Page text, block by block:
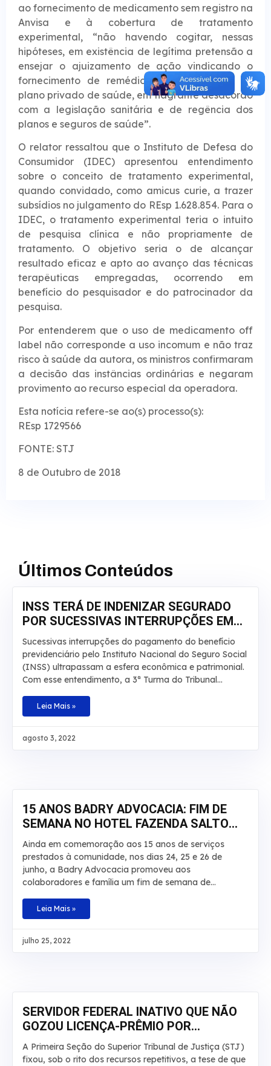
ao fornecimento de medicamento sem registro na
Anvisa e à cobertura de tratamento
experimental, “não havendo cogitar, nessas
hipóteses, em existência de legítima pretensão a
ensejar o ajuizamento de ação vindicando o
fornecimento de remédio, pela operadora de
plano privado de saúde, em flagrante desacordo
com a legislação sanitária e de regência dos
planos e seguros de saúde”.
O relator ressaltou que o Instituto de Defesa do
Consumidor (IDEC) apresentou entendimento
sobre o conceito de tratamento experimental,
quando convidado, como amicus curie, a trazer
subsídios no julgamento do REsp 1.628.854. Para o
IDEC, o tratamento experimental teria o intuito
de pesquisa clínica e não propriamente de
tratamento. O objetivo seria o de alcançar
resultado eficaz e apto ao avanço das técnicas
terapêuticas empregadas, ocorrendo em
benefício do pesquisador e do patrocinador da
pesquisa.
Por entenderem que o uso de medicamento off
label não corresponde a uso incomum e não traz
risco à saúde da autora, os ministros confirmaram
a decisão das instâncias ordinárias e negaram
provimento ao recurso especial da operadora.
Esta notícia refere-se ao(s) processo(s):
REsp 1729566
FONTE: STJ
8 de Outubro de 2018
Últimos Conteúdos
INSS TERÁ DE INDENIZAR SEGURADO
POR SUCESSIVAS INTERRUPÇÕES EM
APOSENTADORIA
Sucessivas interrupções do pagamento do benefício
previdenciário pelo Instituto Nacional do Seguro Social
(INSS) ultrapassam a esfera econômica e patrimonial.
Com esse entendimento, a 3ª Turma do Tribunal
unanimidade, a condenação da autarquia por danos
morais e aumentou a indenização a ser paga a um
um homem que teve por diversas vezes sua
Leia Mais »
agosto 3, 2022
15 ANOS BADRY ADVOCACIA: FIM DE
SEMANA NO HOTEL FAZENDA SALTO
BANDEIRANTES
Ainda em comemoração aos 15 anos de serviços
prestados à comunidade, nos dias 24, 25 e 26 de
junho, a Badry Advocacia promoveu aos
colaboradores e família um fim de semana de
Bandeirantes, em Santa Fé, Paraná. Na ocasião,
haviam atividades para todos os gostos: tirolesa,
escalada, hidroginástica e piscinas. A ideia foi
natureza em companhia da família
Leia Mais »
julho 25, 2022
SERVIDOR FEDERAL INATIVO QUE NÃO
GOZOU LICENÇA-PRÊMIO POR
QUALQUER MOTIVO DEVE RECEBER EM
DINHEIRO
A Primeira Seção do Superior Tribunal de Justiça (STJ)
fixou, sob o rito dos recursos repetitivos, a tese de que